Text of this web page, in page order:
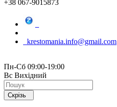
+38 067-9015873
krestomania.info@gmail.com
Пн-Сб 09:00-19:00
Вс Вихідний
Скрізь